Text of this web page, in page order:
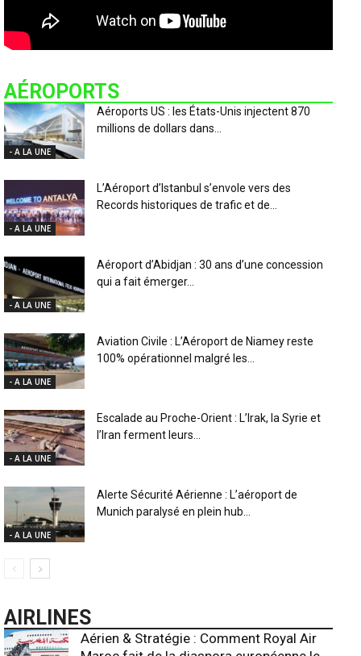
AÉROPORTS
- A LA UNE
Aéroports US : les États-Unis injectent 870
millions de dollars dans...
- A LA UNE
L’Aéroport d’Istanbul s’envole vers des
Records historiques de trafic et de...
- A LA UNE
Aéroport d’Abidjan : 30 ans d’une concession
qui a fait émerger...
- A LA UNE
Aviation Civile : L’Aéroport de Niamey reste
100% opérationnel malgré les...
- A LA UNE
Escalade au Proche-Orient : L’Irak, la Syrie et
l’Iran ferment leurs...
- A LA UNE
Alerte Sécurité Aérienne : L’aéroport de
Munich paralysé en plein hub...
AIRLINES
Aérien & Stratégie : Comment Royal Air